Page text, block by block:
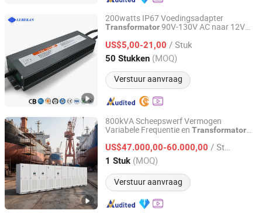
200watts IP67 Voedingsadapter
Transformator90V-130V AC naar 12V
US$5,00-21,00 / Stuk
50 Stukken (MOQ)
Verstuur aanvraag
Hubei LiBaiChang Technology Co., Ltd.
Hubei, China Sinds 2020
800kVA Scheepswerf Vermogen
Variabele Frequentie en Transformator
US$47.000,00-60.000,00 / Stuk
1 Stuk (MOQ)
Verstuur aanvraag
Jinan Langrui Electric Co., Ltd.
Shandong, China Sinds 2026